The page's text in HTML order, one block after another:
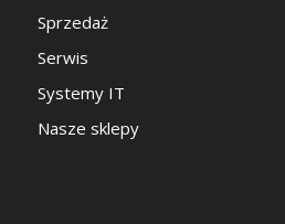
Sprzedaż
Serwis
Systemy IT
Nasze sklepy